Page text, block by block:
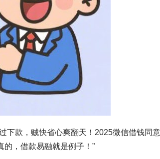
下款，贼快省心爽翻天！2025微信借钱同
，借款易融就是例子！”